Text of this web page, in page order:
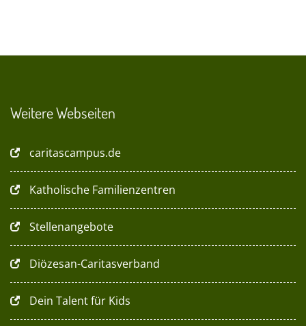
Weitere Webseiten
caritascampus.de
Katholische Familienzentren
Stellenangebote
Diözesan-Caritasverband
Dein Talent für Kids